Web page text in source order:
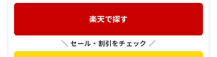
楽天で探す
＼ セール・割引をチェック ／